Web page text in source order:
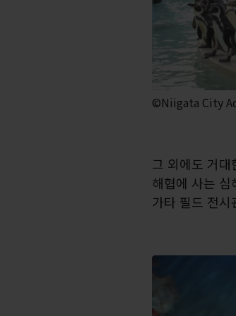
©Niigata City
그 외에도 거대
해협에 사는
가타 필드 전